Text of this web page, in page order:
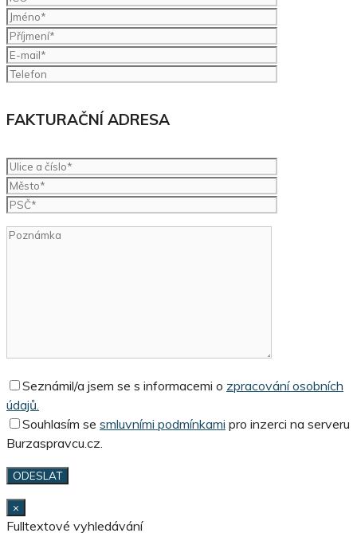
FAKTURAČNÍ ADRESA
Seznámil/a jsem se s informacemi o zpracování osobních
údajů.
Souhlasím se smluvními podmínkami pro inzerci na serveru
Burzaspravcu.cz.
×
Fulltextové vyhledávání